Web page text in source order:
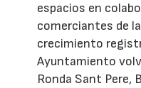
espacios en
comerciantes de
crecimiento
Ayuntamiento
Ronda Sant Pere,